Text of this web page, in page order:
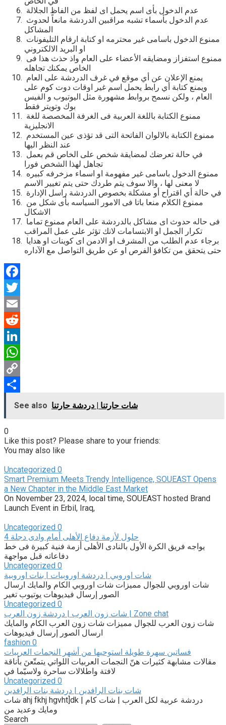
عدم الدخول بأى اسم يحمل اى لفظ من الفاظ الجلالة
المشاكل
او البريد الالكتروني
الخاص يمكنك تجاهله
ويمنع كتابة أي رابط يحمل اسم غير اوقات دوت كوم على
العام ، ولكن نسمح بروابط مشهورة مثل اليوتيوب و الفيس
بوك وتويتر فقط
الانجليزية
عند النظر اليها
تجاهل لهذا الشخص فورا
لا معنى لها ، والا سوف يتم طردك حتى يتم تغيير الاسم
في حالة أي اقتراح أو مشكلة بخصوص الدردشة راسل الإدارة
الاشكال
تكرار الجمل او الابتسامات لانك تؤثر على عمل المراقب
حتى يتحقق من تكافؤ الفرص او عن طريق التواصل مع الآداره
Facebook
Twitter
Email
Reddit
LinkedIn
WhatsApp
Copy
Link
Share
See also شات حارتنا | دردشة حارتنا
0
Like this post? Please share to your friends:
You may also like
Uncategorized 0
Smart Premium Meets Trendy Intelligence, SOUEAST Opens
a New Chapter in the Middle East Market
On November 23, 2024, local time, SOUEAST hosted Brand
Launch Event in Erbil, Iraq,
Uncategorized 0
4 حلول لأزمة دفاع الأهلى أمام وادى دجلة
يواجه فريق الكرة الأول بالنادى الأهلى أزمة فنية كبيرة فى خط
دفاعاته قبل مواجهة
Uncategorized 0
شات اوروبي | دردشة اوروبيات | بنات اوروبية
شات اوروبي للجوال مميزات شات اوروبي الكام والمايك ارسال
الصور إرسال فيديوهات يوتيوب تغير
Uncategorized 0
شات زون العرب | دردشة زون العرب | Zone chat
شات زون العرب للجوال مميزات شات زون العرب الكام والمايك
ارسال الصور إرسال فيديوهات
fashion 0
فساتين سهرة طويلة استوحيها من أشهر النجمات العربيات
مقالات مشابهة كثيرات هنّ النجمات العربيات اللواتي يتمتّعنَ بأناقة
لافتة واطلالات ساحرة ولاسيّما في
Uncategorized 0
شات بنات الرافدين | دردشة بنات الرافدين
شات ahj fkhj hgvht]dk | دردشة عربية لكل العرب | شات كام
ومايك وعديد من
Search